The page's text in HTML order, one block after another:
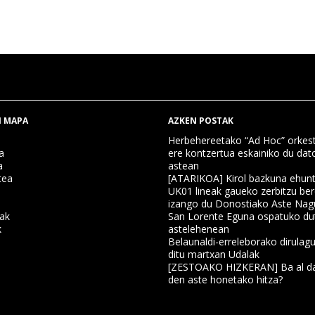
MAPA AZKEN POSTAK
Herbehereetako “Ad Hoc”
ere kontzertua eskainiko du
astean
[ATARIKOA] Kirol bazkuna
UK01 lineak gaueko zerbitzu
izango du Donostiako Aste
San Lorente Eguna ospatuko
astelehenean
Belaunaldi-erreleborako
ditu martxan Udalak
[ZESTOAKO HIZKERAN] Ba al
den aste honetako hitza?